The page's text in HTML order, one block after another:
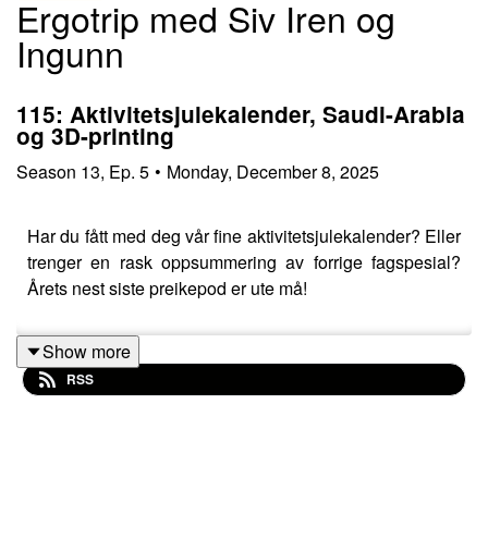
Ergotrip med Siv Iren og
Ingunn
115: Aktivitetsjulekalender, Saudi-Arabia
og 3D-printing
Season 13, Ep. 5 • Monday, December 8, 2025
Har du fått med deg vår fine aktivitetsjulekalender? Eller
trenger en rask oppsummering av forrige fagspesial?
Årets nest siste preikepod er ute må!
Show more
RSS